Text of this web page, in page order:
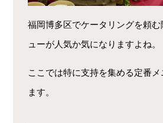
福岡博多区でケータリングを頼
ューが人気か気になりますよね。
ここでは特に支持を集める定番
ます。